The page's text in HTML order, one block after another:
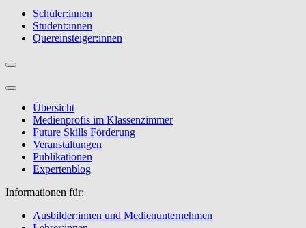
Schüler:innen
Student:innen
Quereinsteiger:innen
Übersicht
Medienprofis im Klassenzimmer
Future Skills Förderung
Veranstaltungen
Publikationen
Expertenblog
Informationen für:
Ausbilder:innen und Medienunternehmen